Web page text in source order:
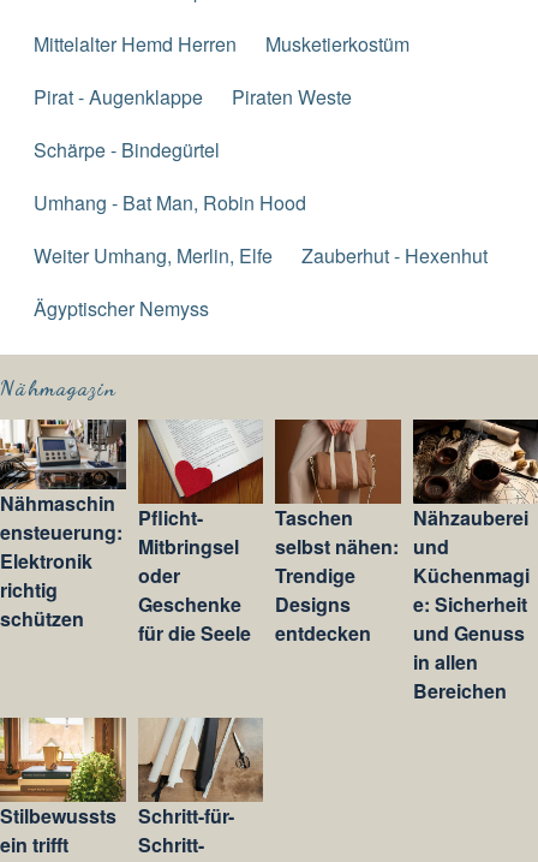
Mittelalter Hemd Herren
Musketierkostüm
Pirat - Augenklappe
Piraten Weste
Schärpe - Bindegürtel
Umhang - Bat Man, Robin Hood
Weiter Umhang, Merlin, Elfe
Zauberhut - Hexenhut
Ägyptischer Nemyss
Nähmagazin
Nähmaschin
ensteuerung:
Elektronik
richtig
schützen
Pflicht-
Mitbringsel
oder
Geschenke
für die Seele
Taschen
selbst nähen:
Trendige
Designs
entdecken
Nähzauberei
und
Küchenmagi
e: Sicherheit
und Genuss
in allen
Bereichen
Stilbewussts
ein trifft
Schritt-für-
Schritt-